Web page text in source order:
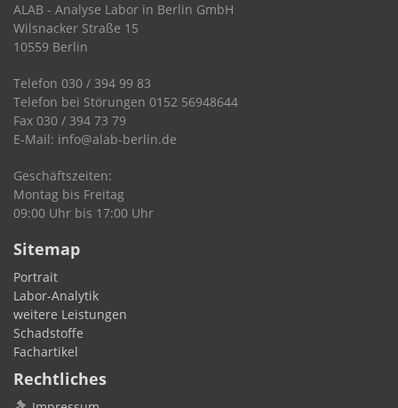
ALAB - Analyse Labor in Berlin GmbH
Wilsnacker Straße 15
10559 Berlin
Telefon 030 / 394 99 83
Telefon bei Störungen 0152 56948644
Fax 030 / 394 73 79
E-Mail: info@alab-berlin.de
Geschäftszeiten:
Montag bis Freitag
09:00 Uhr bis 17:00 Uhr
Sitemap
Portrait
Labor-Analytik
weitere Leistungen
Schadstoffe
Fachartikel
Rechtliches